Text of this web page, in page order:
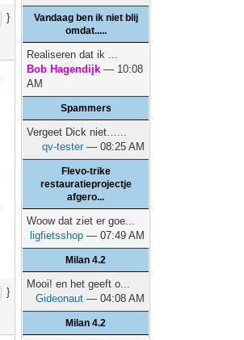
}
}
Vandaag ben ik niet blij
omdat.....
Realiseren dat ik ...
Bob Hagendijk — 10:08
AM
Spammers
Vergeet Dick niet…...
qv-tester— 08:25 AM
Flevo-trike
restauratieprojectje
afgero...
Woow dat ziet er goe...
ligfietsshop — 07:49 AM
Milan 4.2
Mooi! en het geeft o...
Gideonaut — 04:08 AM
Milan 4.2